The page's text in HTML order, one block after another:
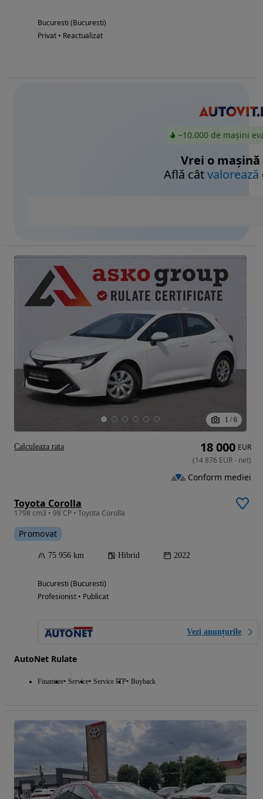
Bucuresti (Bucuresti)
Privat • Reactualizat
~10.000 de mașini
Vrei o mașină
Află câtvalorează
1 / 6
Toyota Corolla
1798 cm3 • 98 CP • Toyota Corolla
Promovat
75 956 km Hibrid 2022
Bucuresti (Bucuresti)
Profesionist • Publicat
Vezi anunțurile
AutoNet Rulate
Finantare Service Service ITP Buyback
18 000 EUR
(14 876 EUR- net)
Conform mediei
Calculeaza rata